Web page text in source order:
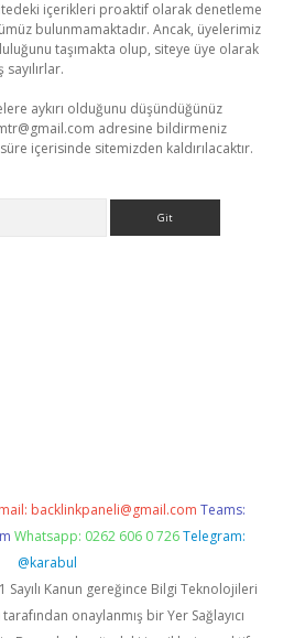
içerikleri proaktif olarak denetleme
bulunmamaktadır. Ancak, üyelerimiz
taşımakta olup, siteye üye olarak
aykırı olduğunu düşündüğünüz
adresine bildirmeniz
içerisinde sitemizden kaldırılacaktır.
backlinkpaneli@gmail.com Teams:
Whatsapp: 0262 606 0 726 Telegram:
@karabul
Sayılı Kanun gereğince Bilgi Teknolojileri
onaylanmış bir Yer Sağlayıcı